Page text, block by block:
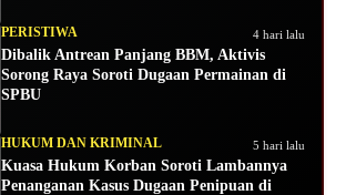
PERISTIWA 4 hari lalu
Dibalik Antrean Panjang BBM, Aktivis
Sorong Raya Soroti Dugaan Permainan di
SPBU
HUKUM DAN KRIMINAL 5 hari lalu
Kuasa Hukum Korban Soroti Lambannya
Penanganan Kasus Dugaan Penipuan di